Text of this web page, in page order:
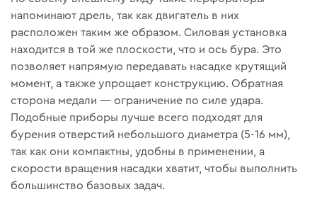
напоминают дрель, так как двигатель в них
расположен таким же образом. Силовая установка
находится в той же плоскости, что и ось бура. Это
позволяет напрямую передавать насадке крутящий
момент, а также упрощает конструкцию. Обратная
сторона медали — ограничение по силе удара.
Подобные приборы лучше всего подходят для
бурения отверстий небольшого диаметра (5-16 мм),
так как они компактны, удобны в применении, а
скорости вращения насадки хватит, чтобы выполнить
большинство базовых задач.